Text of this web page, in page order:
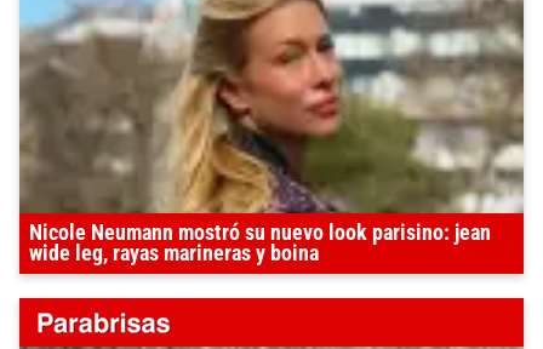
Nicole Neumann mostró su nuevo look parisino: jean
wide leg, rayas marineras y boina